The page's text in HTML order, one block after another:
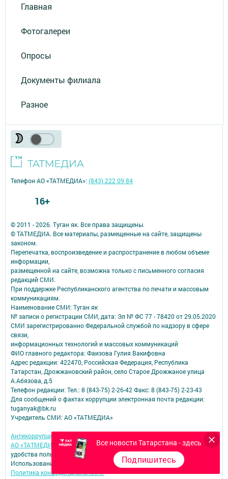
Главная
Фотогалереи
Опросы
Документы филиала
Разное
Все новости Татарстана - здесь
Подпишитесь
© 2011 - 2026. Туган як. Все права защищены.
© ТАТМЕДИА. Все материалы, размещенные на сайте, защищены
законом.
Перепечатка, воспроизведение и распространение в любом объеме
информации,
размещенной на сайте, возможна только с письменного согласия
редакций СМИ.
При поддержке Республиканского агентства по печати и массовым
коммуникациям.
Наименование СМИ: Туган як
№ записи о регистрации СМИ, дата: Эл № ФС 77 - 78420 от 29.05.2020
СМИ зарегистрированно Федеральной службой по надзору в сфере
связи,
информационных технологий и массовых коммуникаций
ФИО главного редактора: Фаизова Гулия Вакифовна
Адрес редакции: 422470, Российская Федерация, Республика
Татарстан, Дрожжановский район, село Старое Дрожжаное улица
А.Абязова, д.5
Телефон редакции: Тел.: 8 (843-75) 2-26-42 Факс: 8 (843-75) 2-23-43
Для сообщений о фактах коррупции электронная почта редакции:
tuganyak@bk.ru
Учредитель СМИ: АО «ТАТМЕДИА»
Антикоррупционная политика
АО «ТАТМЕДИА» использует «cookie»для персонализации сервисов и
удобства пользователей сайтом.
Использование «cookie» можно отменить в настройках браузера.
Политика конфиденциальности
Телефон АО «ТАТМЕДИА»:(843) 222 09 84
16+